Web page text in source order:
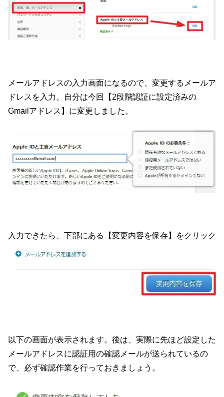
メールアドレスの入力画面になるので、変更するメールア
ドレスを入力。自分は今回【2段階認証に設定済みの
Gmailアドレス】に変更しました。
入力できたら、下部にある【変更内容を保存】をクリック
以下の画面が表示されます。後は、実際に先ほど設定した
メールアドレスに認証用の確認メールが送られているの
で、必ず確認作業を行っておきましょう。